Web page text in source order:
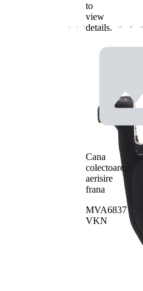
to
view
details.
Cana
colectoare,
aerisire
frana
MVA6837
VKN